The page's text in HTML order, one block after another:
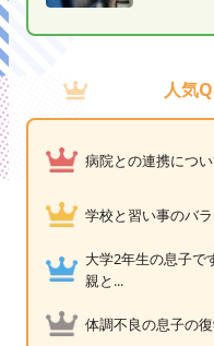
人気
病院との連携につ
学校と習い事のバ
大学2年生の息子で
親と...
体調不良の息子の